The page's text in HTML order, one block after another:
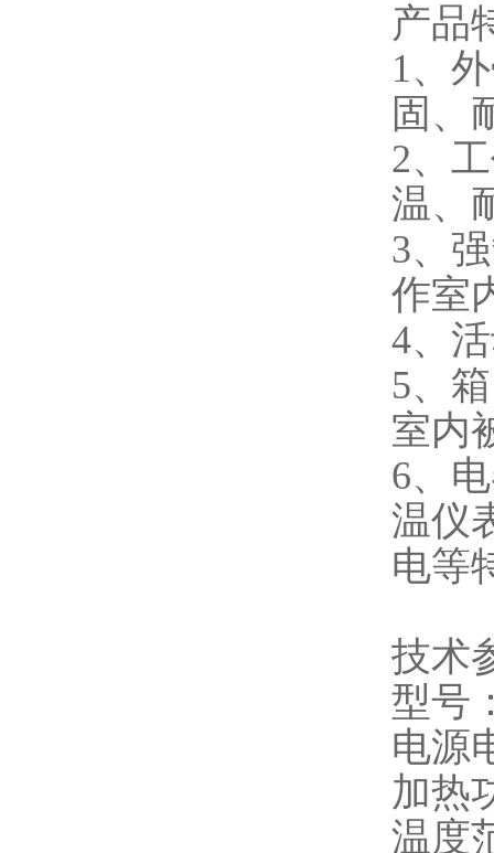
产品
1、
固、
2、
温、
3、
作室
4、
5、
室内
6、
温仪
电等
技术
型号
电源
加热
温度